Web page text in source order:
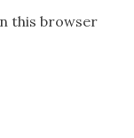
this browser